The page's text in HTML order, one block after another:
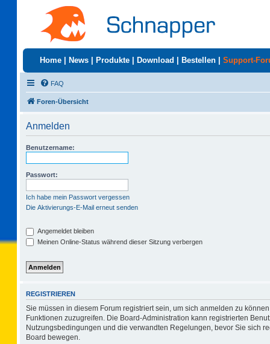
Home News Produkte Download Bestellen Support-
FAQ
Foren-Übersicht
Anmelden
Benutzername:
Passwort:
Ich habe mein Passwort vergessen
Die Aktivierungs-E-Mail erneut senden
Angemeldet bleiben
Meinen Online-Status während dieser Sitzung verbergen
REGISTRIEREN
Sie müssen in diesem Forum registriert sein, um sich anmelden zu
Funktionen zuzugreifen. Die Board-Administration kann registrierten
Nutzungsbedingungen und die verwandten Regelungen, bevor Sie sich
Board bewegen.